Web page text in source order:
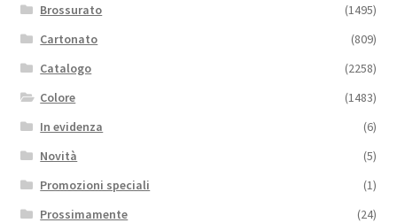
Brossurato
(1495)
Cartonato
(809)
Catalogo
(2258)
Colore
(1483)
In evidenza
(6)
Novità
(5)
Promozioni speciali
(1)
Prossimamente
(24)